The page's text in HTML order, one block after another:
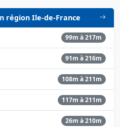
région Ile-de-France
99m à 217m
91m à 216m
108m à 211m
117m à 211m
26m à 210m